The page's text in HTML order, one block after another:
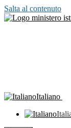
Salta al contenuto
Italiano